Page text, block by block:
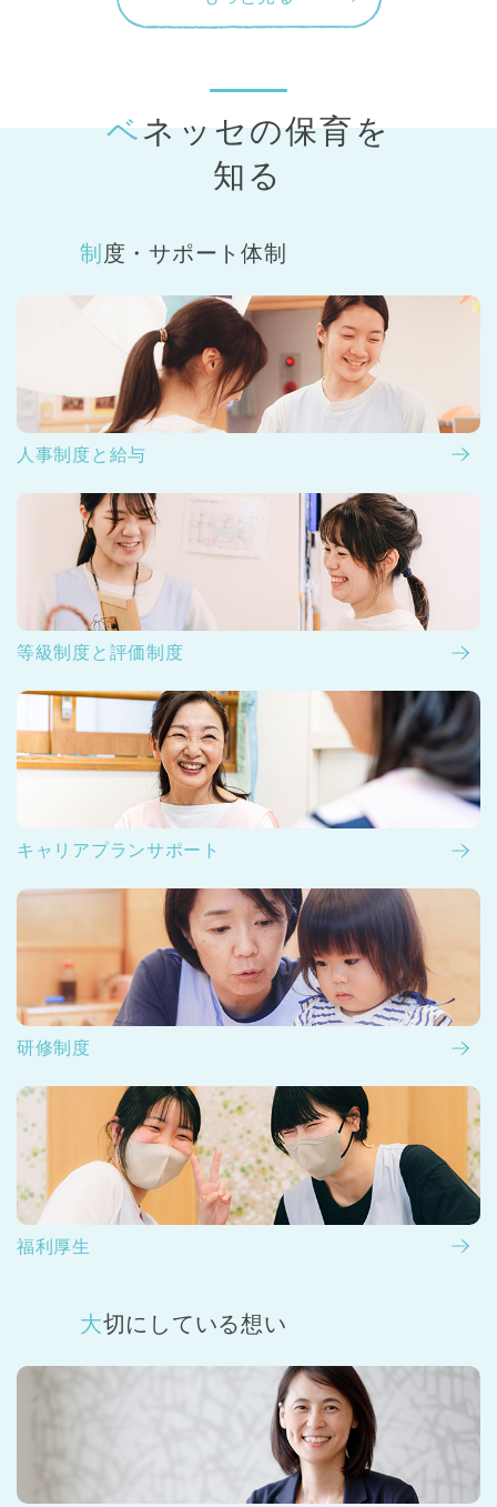
ベネッセの保育を
知る
制度・サポート体制
人事制度と給与
等級制度と評価制度
キャリアプランサポート
研修制度
福利厚生
大切にしている想い